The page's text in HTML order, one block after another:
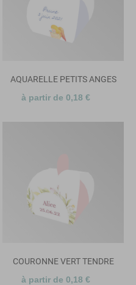
AQUARELLE PETITS ANGES
à partir de 0,18 €
COURONNE VERT TENDRE
à partir de 0,18 €